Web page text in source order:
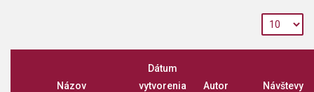
Názov
Dátum
vytvorenia
Autor Návštevy